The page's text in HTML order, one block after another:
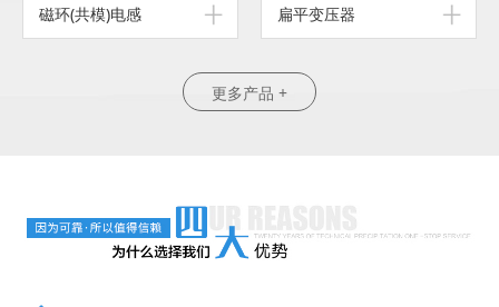
磁环(共模)电感 扁平变压器
更多产品 +